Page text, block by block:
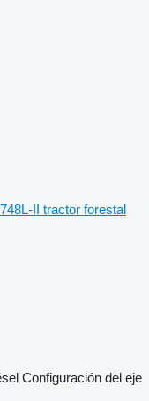
II tractor forestal
Configuración del eje